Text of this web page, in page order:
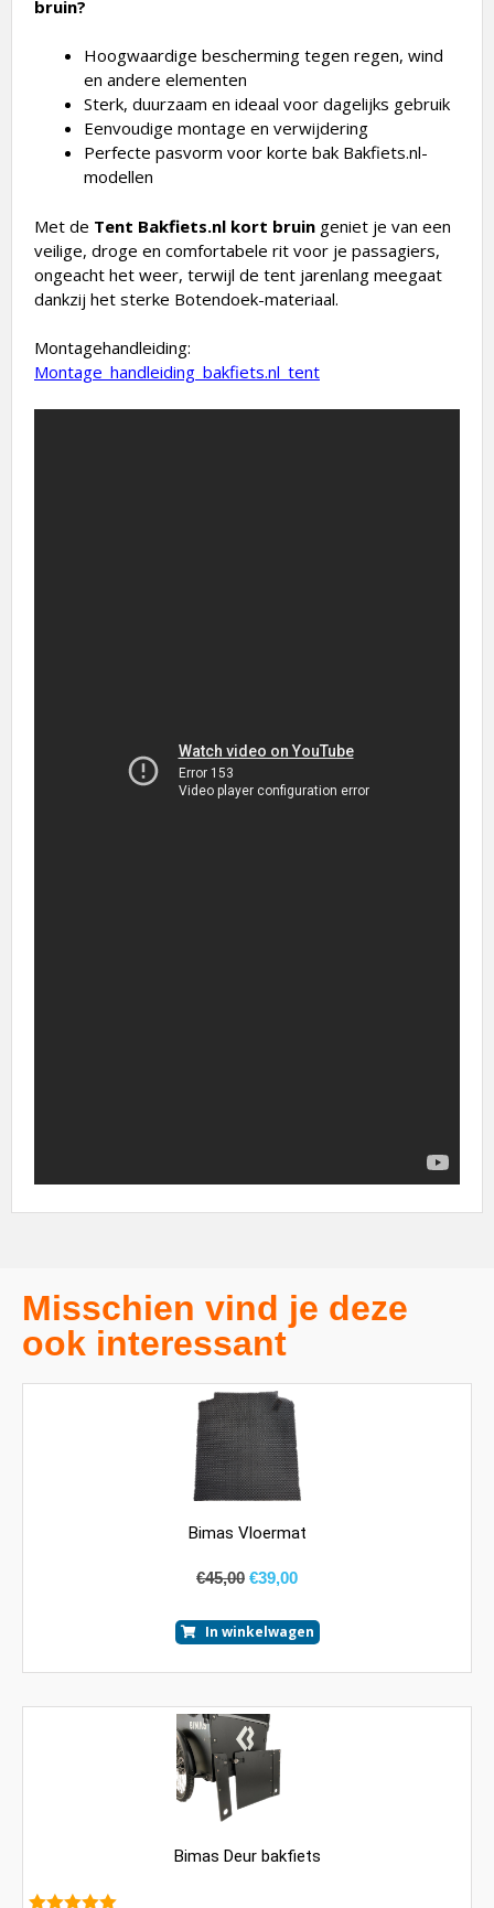
bruin?
Hoogwaardige bescherming tegen regen, wind
en andere elementen
Sterk, duurzaam en ideaal voor dagelijks gebruik
Eenvoudige montage en verwijdering
Perfecte pasvorm voor korte bak Bakfiets.nl-
modellen
Met de Tent Bakfiets.nl kort bruin geniet je van een
veilige, droge en comfortabele rit voor je passagiers,
ongeacht het weer, terwijl de tent jarenlang meegaat
dankzij het sterke Botendoek-materiaal.
Montagehandleiding:
Montage_handleiding_bakfiets.nl_tent
Misschien vind je deze
ook interessant
Bimas Vloermat
€45,00 €39,00
In winkelwagen
Bimas Deur bakfiets